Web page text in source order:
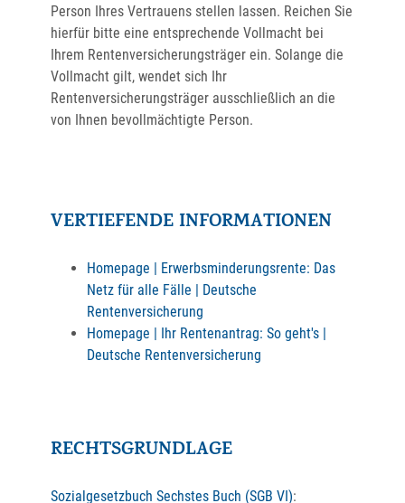
Person Ihres Vertrauens stellen lassen. Reichen Sie
hierfür bitte eine entsprechende Vollmacht bei
Ihrem Rentenversicherungsträger ein. Solange die
Vollmacht gilt, wendet sich Ihr
Rentenversicherungsträger ausschließlich an die
von Ihnen bevollmächtigte Person.
VERTIEFENDE INFORMATIONEN
Homepage | Erwerbsminderungs­rente: Das
Netz für alle Fälle | Deutsche
Rentenversicherung
Homepage | Ihr Rentenantrag: So geht's |
Deutsche Rentenversicherung
RECHTSGRUNDLAGE
Sozialgesetzbuch Sechstes Buch (SGB VI):